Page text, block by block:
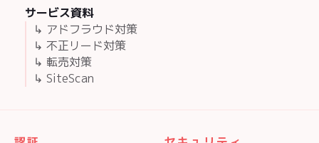
サービス資料
↳ アドフラウド対策
↳ 不正リード対策
↳ 転売対策
↳ SiteScan